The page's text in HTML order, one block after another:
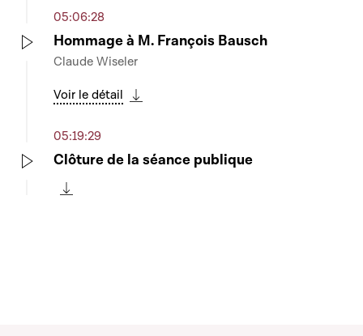
05:06:28
Hommage à M. François Bausch
Claude Wiseler
Voir le détail
05:19:29
Clôture de la séance publique